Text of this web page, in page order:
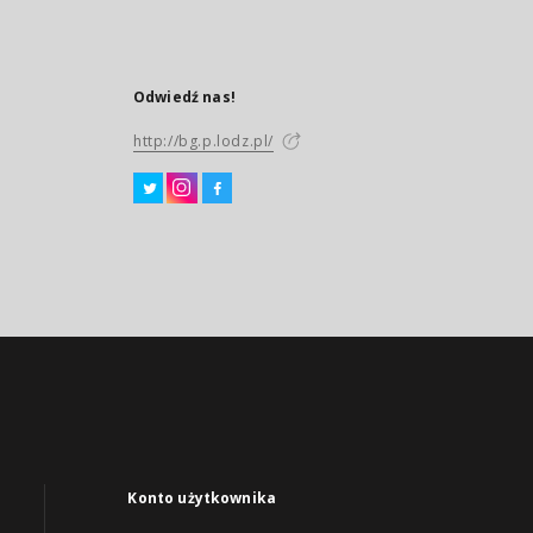
Odwiedź nas!
http://bg.p.lodz.pl/
Konto użytkownika